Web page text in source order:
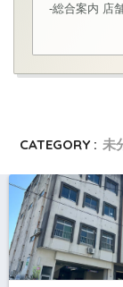
-総合案内 店
CATEGORY : 未